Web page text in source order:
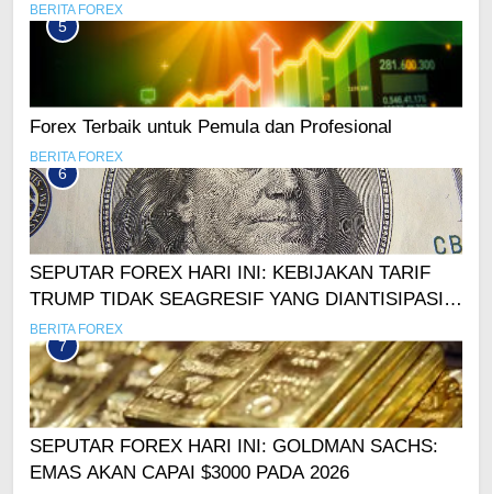
BERITA FOREX
5
Forex Terbaik untuk Pemula dan Profesional
BERITA FOREX
6
SEPUTAR FOREX HARI INI: KEBIJAKAN TARIF
TRUMP TIDAK SEAGRESIF YANG DIANTISIPASI?
USD SEMPAT ANJLOK
BERITA FOREX
7
SEPUTAR FOREX HARI INI: GOLDMAN SACHS:
EMAS AKAN CAPAI $3000 PADA 2026